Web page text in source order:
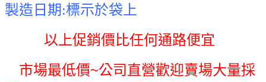
製造日期:標示於袋上
以上促銷價比任何通路便宜
市場最低價~公司直營歡迎賣場大量採